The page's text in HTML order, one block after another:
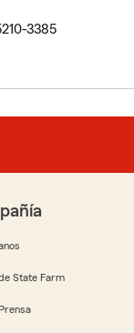
3385
State Farm